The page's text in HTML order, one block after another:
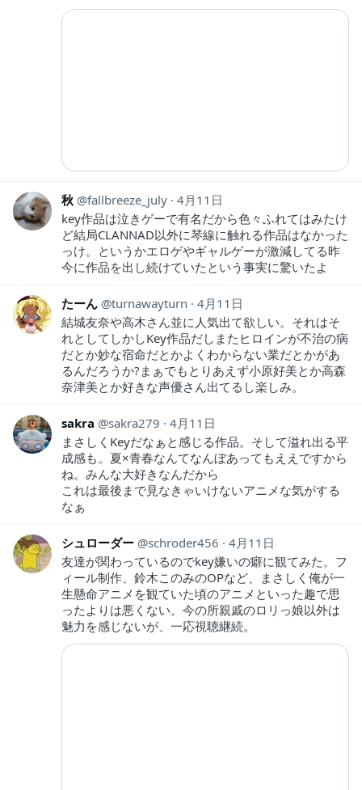
秋 fallbreeze_july 4月11日
key作品は泣きゲーで有名だから色々ふれてはみたけ
ど結局CLANNAD以外に琴線に触れる作品はなかった
っけ。というかエロゲやギャルゲーが激減してる昨
今に作品を出し続けていたという事実に驚いたよ
たーん turnawayturn
4月11日
結城友奈や高木さん並に人気出て欲しい。それはそ
れとしてしかしKey作品だしまたヒロインが不治の病
だとか妙な宿命だとかよくわからない業だとかがあ
るんだろうか?まぁでもとりあえず小原好美とか高森
奈津美とか好きな声優さん出てるし楽しみ。
sakra sakra279
4月11日
まさしくKeyだなぁと感じる作品。そして溢れ出る平
成感も。夏×青春なんてなんぼあってもええですから
ね。みんな大好きなんだから
これは最後まで見なきゃいけないアニメな気がする
なぁ
シュローダー schroder456
4月11日
友達が関わっているのでkey嫌いの癖に観てみた。フ
ィール制作、鈴木このみのOPなど、まさしく俺が一
生懸命アニメを観ていた頃のアニメといった趣で思
ったよりは悪くない。今の所親戚のロリっ娘以外は
魅力を感じないが、一応視聴継続。